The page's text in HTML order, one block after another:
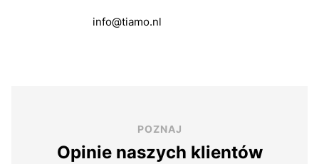
info@tiamo.nl
POZNAJ
Opinie naszych klientów